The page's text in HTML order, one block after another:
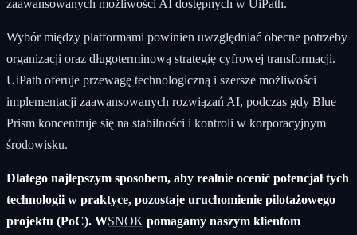
zaawansowanych możliwości AI dostępnych w UiPath.
Wybór między platformami powinien uwzględniać obecne potrzeby
organizacji oraz długoterminową strategię cyfrowej transformacji.
UiPath oferuje przewagę technologiczną i szersze możliwości
implementacji zaawansowanych rozwiązań AI, podczas gdy Blue
Prism koncentruje się na stabilności i kontroli w korporacyjnym
środowisku.
Dlatego najlepszym sposobem, aby realnie ocenić potencjał tych
technologii w praktyce, pozostaje uruchomienie pilotażowego
projektu (PoC). WSNOK pomagamy naszym klientom